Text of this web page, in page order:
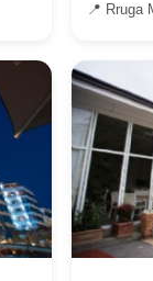
📍 Rruga